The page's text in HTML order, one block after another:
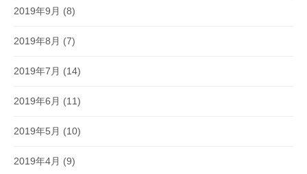
2019年9月 (8)
2019年8月 (7)
2019年7月 (14)
2019年6月 (11)
2019年5月 (10)
2019年4月 (9)